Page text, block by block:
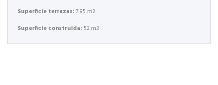
Superficie terrazas: 7.85 m2
Superficie construida: 52 m2